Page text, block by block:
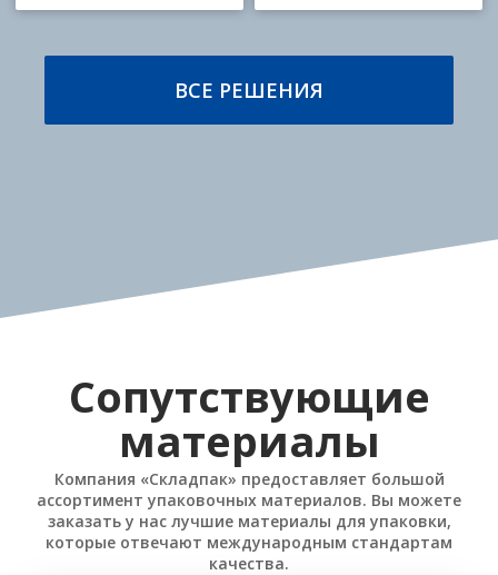
ВСЕ РЕШЕНИЯ
Сопутствующие
материалы
Компания «Складпак» предоставляет большой
ассортимент упаковочных материалов. Вы можете
заказать у нас лучшие материалы для упаковки,
которые отвечают международным стандартам
качества.